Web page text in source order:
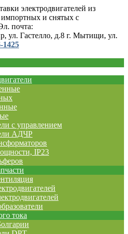
электродвигателей из
импортных и снятых с
почта:
ул. Гастелло, д.8 г. Мытищи, ул.
1425
с управлением
АДЧР
IP23
тока